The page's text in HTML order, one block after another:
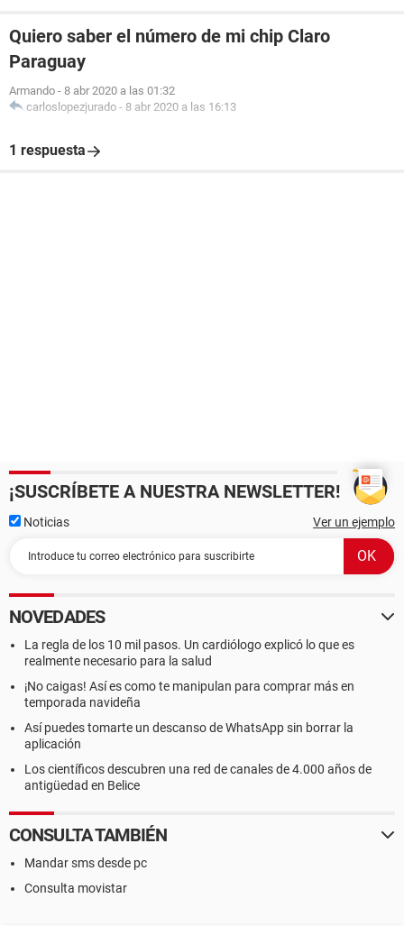
Quiero saber el número de mi chip Claro
Paraguay
Armando - 8 abr 2020 a las 01:32
carloslopezjurado - 8 abr 2020 a las 16:13
1 respuesta
¡SUSCRÍBETE A NUESTRA NEWSLETTER!
Noticias Ver un ejemplo
NOVEDADES
La regla de los 10 mil pasos. Un cardiólogo explicó lo que es
realmente necesario para la salud
¡No caigas! Así es como te manipulan para comprar más en
temporada navideña
Así puedes tomarte un descanso de WhatsApp sin borrar la
aplicación
Los científicos descubren una red de canales de 4.000 años de
antigüedad en Belice
CONSULTA TAMBIÉN
Mandar sms desde pc
Consulta movistar